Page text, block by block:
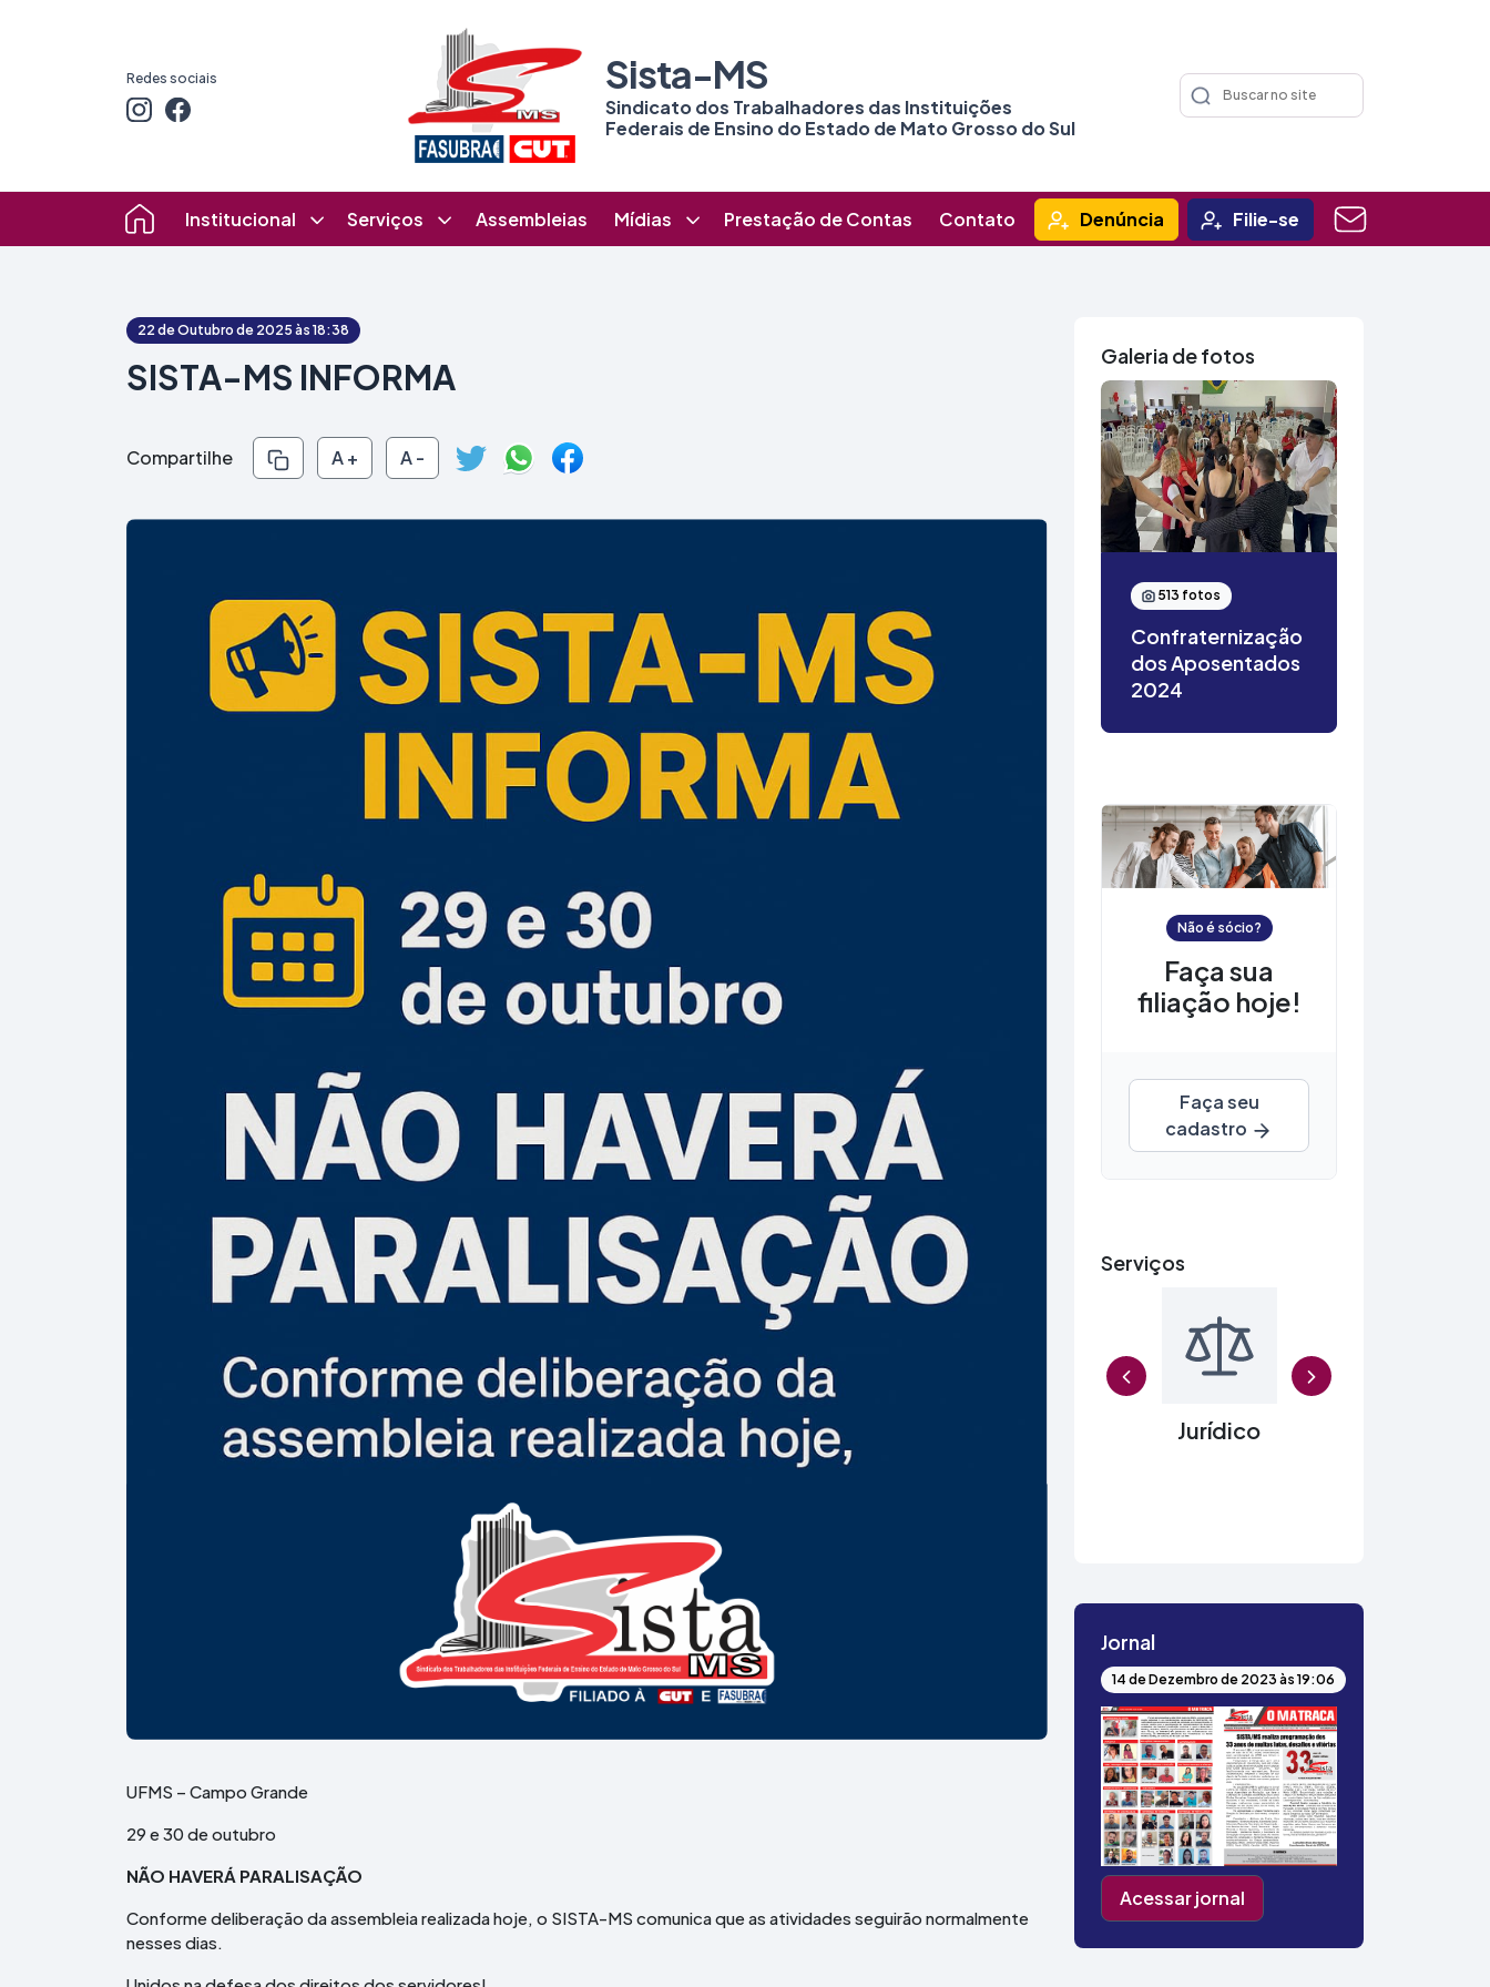
Redes sociais Sista-MS
Sindicato dos Trabalhadores das Instituições
Federais de Ensino do Estado de Mato Grosso do Sul
Institucional Serviços Assembleias Mídias Prestação de Contas Contato Denúncia Filie-se
22 de Outubro de 2025 às 18:38
SISTA-MS INFORMA
Compartilhe A + A -
UFMS – Campo Grande
29 e 30 de outubro
NÃO HAVERÁ PARALISAÇÃO
Conforme deliberação da assembleia realizada hoje, o SISTA-MS comunica que as atividades seguirão normalmente
nesses dias.
Galeria de fotos
513 fotos
Confraternização
dos Aposentados
2024
Não é sócio?
Faça sua
filiação hoje!
Faça seu
cadastro
Serviços
Jurídico
Jornal
14 de Dezembro de 2023 às 19:06
Acessar jornal